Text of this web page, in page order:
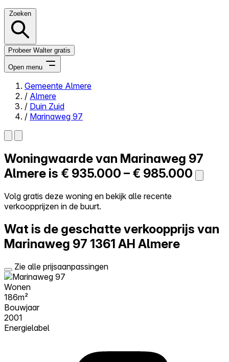
Zoeken
Probeer Walter gratis
Open menu
Close menu
Zelf kopen
Alles-in-één
Reviews
Log in
Gemeente Almere
/ Almere
/ Duin Zuid
/ Marinaweg 97
Woningwaarde van Marinaweg 97
Almere is € 935.000 – € 985.000
Volg gratis deze woning en bekijk alle recente
verkoopprijzen in de buurt.
Wat is de geschatte verkoopprijs van
Marinaweg 97 1361 AH Almere
Zie alle prijsaanpassingen
Wonen
186m²
Bouwjaar
2001
Energielabel